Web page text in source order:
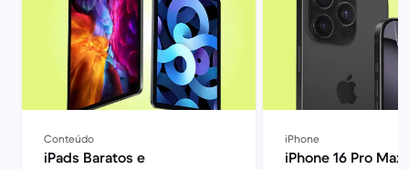
Conteúdo
iPads Baratos e
iPhone
iPhone 16 Pro Max: